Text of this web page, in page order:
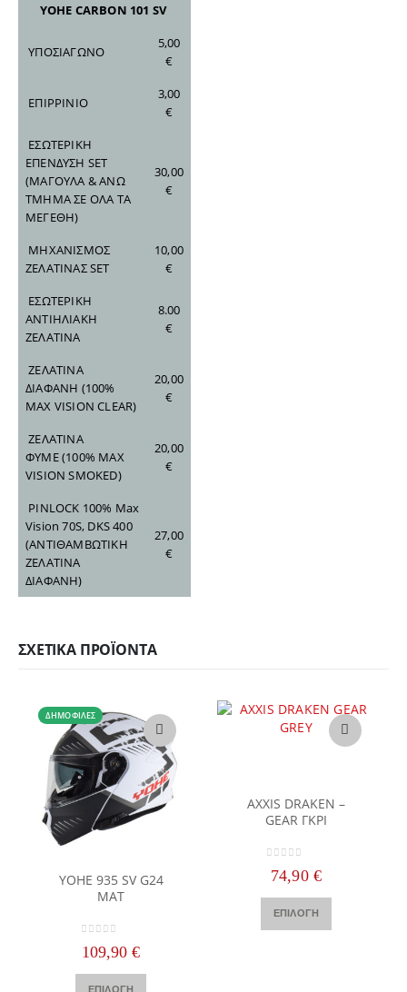
YOHE CARBON 101 SV
ΥΠΟΣΙΑΓΩΝΟ
5,00
€
ΕΠΙΡΡΙΝΙΟ
3,00
€
ΕΣΩΤΕΡΙΚΗ
ΕΠΕΝΔΥΣΗ SET
(ΜΑΓΟΥΛΑ & ΑΝΩ
ΤΜΗΜΑ ΣΕ ΟΛΑ ΤΑ
ΜΕΓΕΘΗ)
30,00
€
ΜΗΧΑΝΙΣΜΟΣ
ΖΕΛΑΤΙΝΑΣ SET
10,00
€
ΕΣΩΤΕΡΙΚΗ
ΑΝΤΙΗΛΙΑΚΗ
ΖΕΛΑΤΙΝΑ
8.00
€
ΖΕΛΑΤΙΝΑ
ΔΙΑΦΑΝΗ (100%
MAX VISION CLEAR)
20,00
€
ΖΕΛΑΤΙΝΑ
ΦΥΜΕ(100% MAX
VISION SMOKED)
20,00
€
PINLOCK 100% Max
Vision 70S, DKS 400
(ΑΝΤΙΘΑΜΒΩΤΙΚΗ
ΖΕΛΑΤΙΝΑ
ΔΙΑΦΑΝΗ)
27,00
€
ΣΧΕΤΙΚΆ ΠΡΟΪΌΝΤΑ
ΔΗΜΟΦΙΛΈΣ
YOHE 935 SV G24
ΜΑΤ
109,90€
ΕΠΙΛΟΓΉ
Αυτό το προϊόν έχει πολλαπλές παραλλαγές. Οι επιλογές μπορούν να επιλεγούν στη σελίδα του προϊόντος
Αυτό το προϊόν έχει πολλαπλές παραλλαγές. Οι επιλογές μπορούν να επιλεγούν στη σελίδα του προϊόντος
AXXIS DRAKEN –
GEAR ΓΚΡΙ
74,90 €
ΕΠΙΛΟΓΉ
Αυτό το προϊόν έχει πολλαπλές παραλλαγές. Οι επιλογές μπορούν να επιλεγούν στη σελίδα του προϊόντος